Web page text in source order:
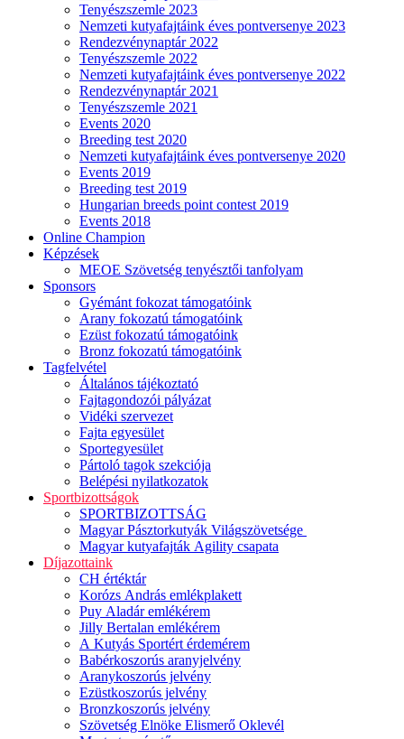
Tenyészszemle 2023
Nemzeti kutyafajtáink éves pontversenye 2023
Rendezvénynaptár 2022
Tenyészszemle 2022
Nemzeti kutyafajtáink éves pontversenye 2022
Rendezvénynaptár 2021
Tenyészszemle 2021
Events 2020
Breeding test 2020
Nemzeti kutyafajtáink éves pontversenye 2020
Events 2019
Breeding test 2019
Hungarian breeds point contest 2019
Events 2018
Online Champion
Képzések
MEOE Szövetség tenyésztői tanfolyam
Sponsors
Gyémánt fokozat támogatóink
Arany fokozatú támogatóink
Ezüst fokozatú támogatóink
Bronz fokozatú támogatóink
Tagfelvétel
Általános tájékoztató
Fajtagondozói pályázat
Vidéki szervezet
Fajta egyesület
Sportegyesület
Pártoló tagok szekciója
Belépési nyilatkozatok
Sportbizottságok
SPORTBIZOTTSÁG
Magyar Pásztorkutyák Világszövetsége
Magyar kutyafajták Agility csapata
Díjazottaink
CH értéktár
Korózs András emlékplakett
Puy Aladár emlékérem
Jilly Bertalan emlékérem
A Kutyás Sportért érdemérem
Babérkoszorús aranyjelvény
Aranykoszorús jelvény
Ezüstkoszorús jelvény
Bronzkoszorús jelvény
Szövetség Elnöke Elismerő Oklevél